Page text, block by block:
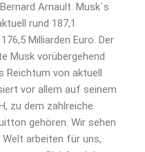
Arnault. Musk`s
rund 187,1
Milliarden Euro. Der
Musk vorübergehend
Reichtum von aktuell
vor allem auf seinem
zu dem zahlreiche
gehören. Wir sehen
arbeiten für uns,